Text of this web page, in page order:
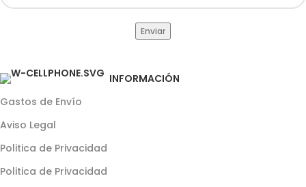
INFORMACIÓN
Gastos de Envío
Aviso Legal
Politica de Privacidad
Politica de Privacidad